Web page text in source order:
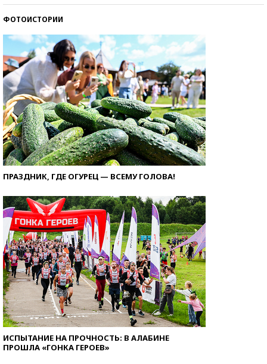
ФОТОИСТОРИИ
ПРАЗДНИК, ГДЕ ОГУРЕЦ — ВСЕМУ ГОЛОВА!
ИСПЫТАНИЕ НА ПРОЧНОСТЬ: В АЛАБИНЕ
ПРОШЛА «ГОНКА ГЕРОЕВ»